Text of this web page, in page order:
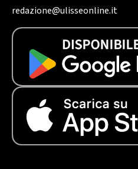
redazione@ulisseonline.it